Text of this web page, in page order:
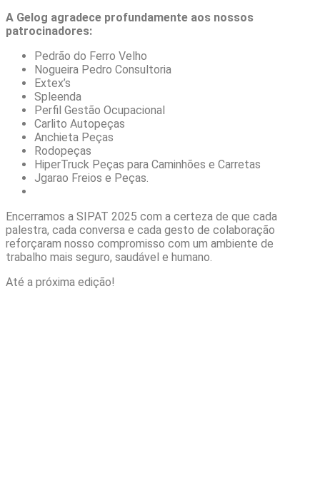
A Gelog agradece profundamente aos nossos
patrocinadores:
Pedrão do Ferro Velho
Nogueira Pedro Consultoria
Extex’s
Spleenda
Perfil Gestão Ocupacional
Carlito Autopeças
Anchieta Peças
Rodopeças
HiperTruck Peças para Caminhões e Carretas
Jgarao Freios e Peças.
Encerramos a SIPAT 2025 com a certeza de que cada
palestra, cada conversa e cada gesto de colaboração
reforçaram nosso compromisso com um ambiente de
trabalho mais seguro, saudável e humano.
Até a próxima edição!